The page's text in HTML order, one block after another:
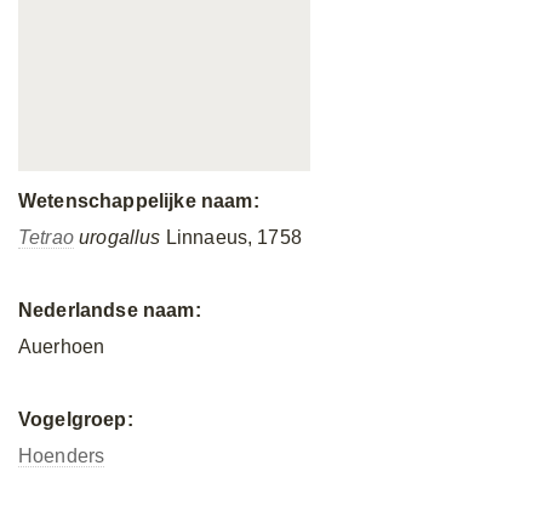
Wetenschappelijke naam:
Tetraourogallus Linnaeus, 1758
Nederlandse naam:
Auerhoen
Vogelgroep:
Hoenders